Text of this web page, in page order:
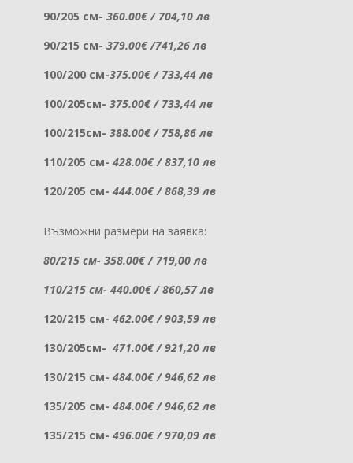
90/205 см- 360.00€ / 704,10 лв
90/215 см- 379.00€ /741,26 лв
100/200 см-375.00€ / 733,44 лв
100/205см- 375.00€ / 733,44 лв
100/215см- 388.00€ / 758,86 лв
110/205 см- 428.00€ / 837,10 лв
120/205 см- 444.00€ / 868,39 лв
Възможни размери на заявка:
80/215 см- 358.00€ / 719,00 лв
110/215 см- 440.00€ / 860,57 лв
120/215 см- 462.00€ / 903,59 лв
130/205см- 471.00€ / 921,20 лв
130/215 см- 484.00€ / 946,62 лв
135/205 см- 484.00€ / 946,62 лв
135/215 см- 496.00€ / 970,09 лв